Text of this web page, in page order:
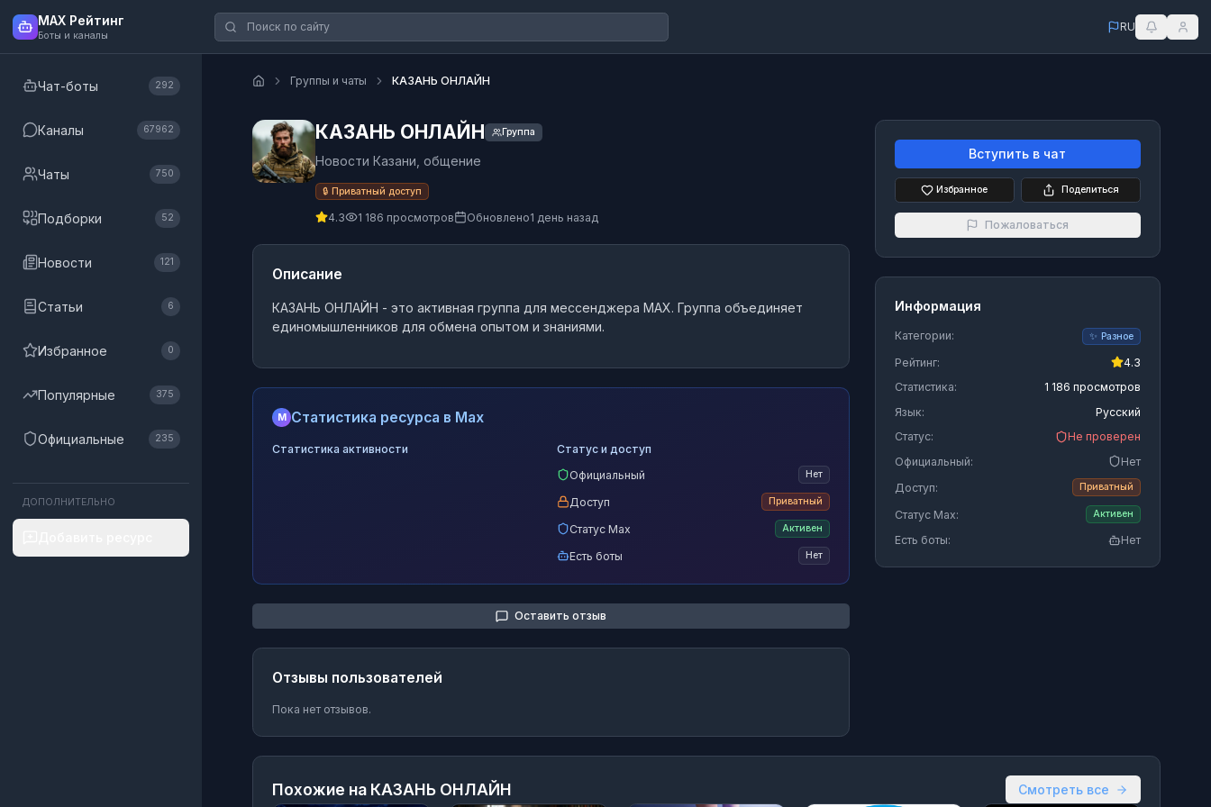
MAX Рейтинг
Боты и каналы
Чат-боты 292
Каналы 67962
Чаты 750
Подборки 52
Новости 121
Статьи 6
Избранное 0
Популярные 375
Официальные 235
ДОПОЛНИТЕЛЬНО
RU
Группы и чаты КАЗАНЬ ОНЛАЙН
КАЗАНЬ ОНЛАЙН Группа
Новости Казани, общение
🔒 Приватный доступ
4.3 1 186 просмотров Обновлено1 день назад
Описание
КАЗАНЬ ОНЛАЙН - это активная группа для мессенджера MAX. Группа объединяет
единомышленников для обмена опытом и знаниями.
M Статистика ресурса в Max
Статистика активности
Статус и доступ
Официальный
Нет
Доступ Приватный
Статус Max Активен
Есть боты Нет
Оставить отзыв
Отзывы пользователей
Пока нет отзывов.
Вступить в чат
Избранное Поделиться
Пожаловаться
Информация
Категории: ✨ Разное
Рейтинг:
4.3
Статистика:
1 186 просмотров
Язык:
Русский
Статус:
Не проверен
Официальный:
Нет
Доступ:
Приватный
Статус Max: Активен
Есть боты: Нет
Похожие на КАЗАНЬ ОНЛАЙН Смотреть все